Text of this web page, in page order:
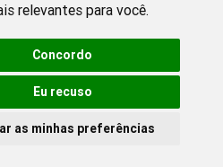
relevantes para você.
Concordo
Eu recuso
as minhas preferências